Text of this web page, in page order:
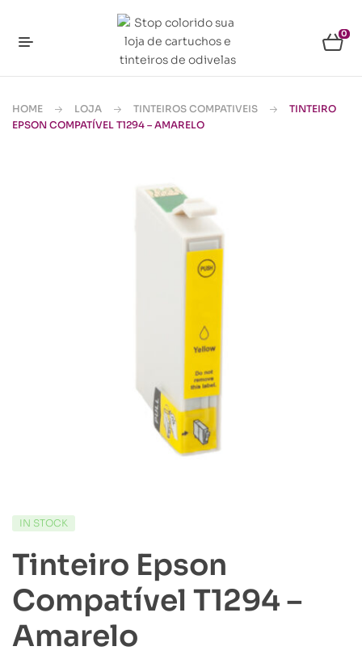
0
HOME LOJA TINTEIROS COMPATIVEIS
TINTEIRO
EPSON COMPATÍVEL T1294 – AMARELO
IN STOCK
Tinteiro Epson
Compatível T1294 –
Amarelo